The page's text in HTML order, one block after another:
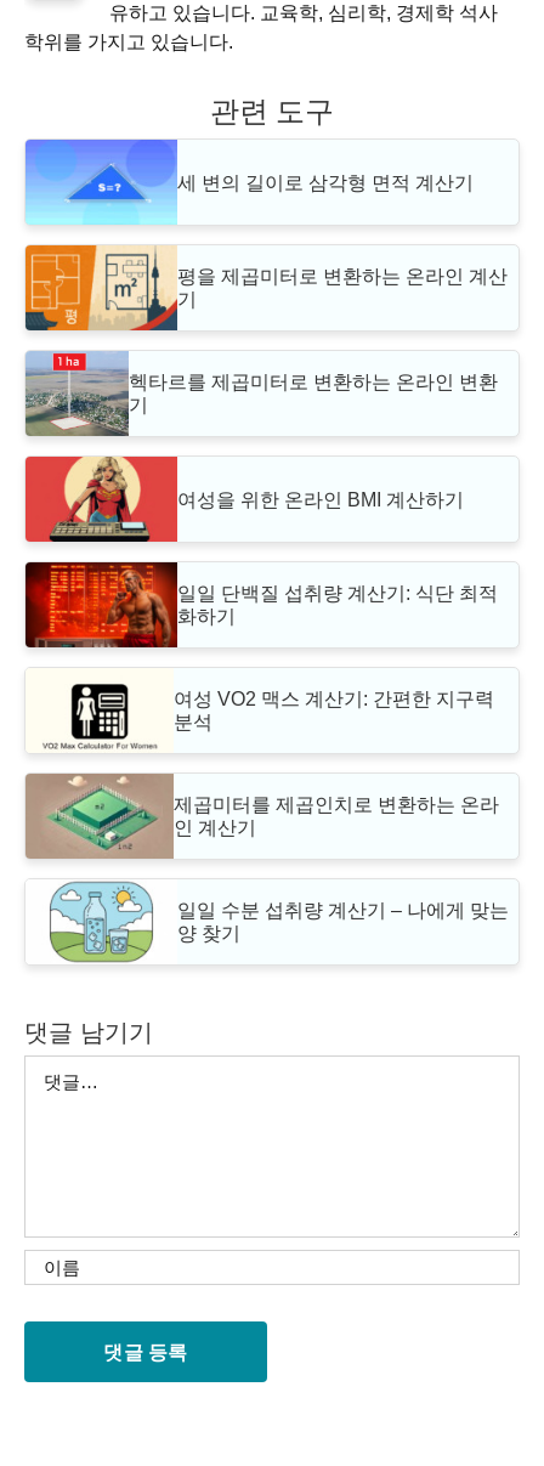
유하고 있습니다. 교육학, 심리학, 경제학 석사
학위를 가지고 있습니다.
관련 도구
세 변의 길이로 삼각형 면적 계산기
평을 제곱미터로 변환하는 온라인 계산
기
헥타르를 제곱미터로 변환하는 온라인 변환
기
여성을 위한 온라인 BMI 계산하기
일일 단백질 섭취량 계산기: 식단 최적
화하기
여성 VO2 맥스 계산기: 간편한 지구력
분석
제곱미터를 제곱인치로 변환하는 온라
인 계산기
일일 수분 섭취량 계산기 – 나에게 맞는
양 찾기
댓글 남기기